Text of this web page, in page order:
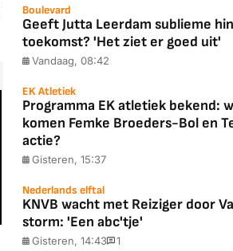
Boulevard
Geeft Jutta Leerdam sublieme
toekomst? 'Het ziet er goed uit'
Vandaag, 08:42
EK Atletiek
Programma EK atletiek bekend:
komen Femke Broeders-Bol en
actie?
Gisteren, 15:37
Nederlands elftal
KNVB wacht met Reiziger door
storm: 'Een abc'tje'
Gisteren, 14:43 1